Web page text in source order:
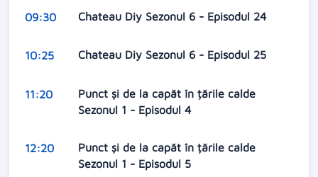
09:30 Chateau Diy Sezonul 6 - Episodul 24
10:25 Chateau Diy Sezonul 6 - Episodul 25
11:20
Punct și de la capăt în țările calde
Sezonul 1 - Episodul 4
12:20
Punct și de la capăt în țările calde
Sezonul 1 - Episodul 5